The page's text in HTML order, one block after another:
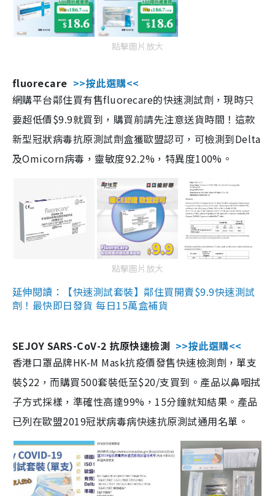
點擊圖片放大
fluorecare >>按此選購<<
網購平台鄰住買有售fluorecare的快速測試劑，現時只
要超低價$9.9就買到，購買前請先注意送貨時間！這款
新型冠狀病毒抗原測試劑盒獲歐盟認可，可檢測到Delta
及Omicorn病毒，靈敏度92.2%，特異度100%。
點擊圖片放大
延伸閱讀：【快速測試套裝】鄰住買開賣$9.9快速測試
劑！最快即日發貨 每日15萬盒補貨
SEJOY SARS-CoV-2 抗原快速檢測 >>按此選購<<
香港口罩品牌HK-M Mask抗疫價發售快速檢測劑，單支
裝$22，而購買500套裝低至$20/支買到。產品以鼻咽拭
子方式採樣，準確性高達99%，15分鐘就知結果。產品
已列在歐盟2019冠狀病毒病快速抗原測試通用名單。